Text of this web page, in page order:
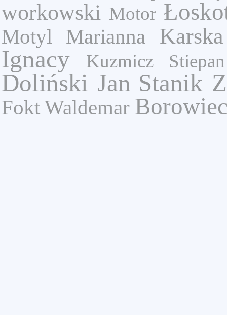
workowski Motor
Motyl Marianna Karska
Ignacy Kuzmicz Stiepan
Doliński Jan Stanik
Fokt Waldemar